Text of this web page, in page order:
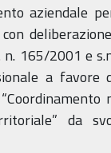
aziendale
n. 165/2001 e
a favore
da